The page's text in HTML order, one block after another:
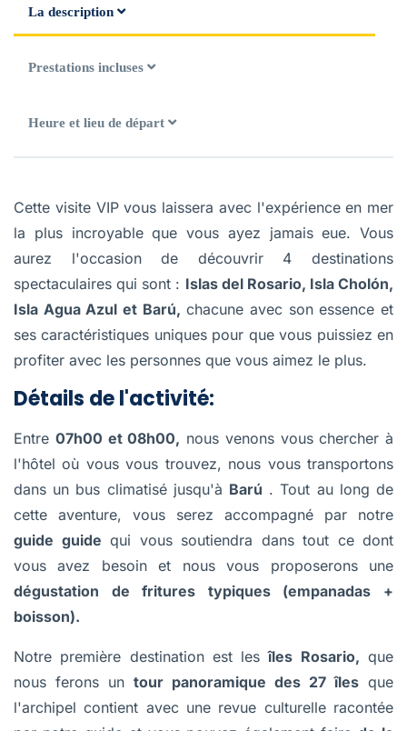
La description
Prestations incluses
Heure et lieu de départ
Cette visite VIP vous laissera avec l'expérience en mer
la plus incroyable que vous ayez jamais eue. Vous
aurez l'occasion de découvrir 4 destinations
spectaculaires qui sont : Islas del Rosario, Isla Cholón,
Isla Agua Azul et Barú, chacune avec son essence et
ses caractéristiques uniques pour que vous puissiez en
profiter avec les personnes que vous aimez le plus.
Détails de l'activité:
Entre 07h00 et 08h00, nous venons vous chercher à
l'hôtel où vous vous trouvez, nous vous transportons
dans un bus climatisé jusqu'à Barú . Tout au long de
cette aventure, vous serez accompagné par notre
guide guide qui vous soutiendra dans tout ce dont
vous avez besoin et nous vous proposerons une
dégustation de fritures typiques (empanadas +
boisson).
Notre première destination est lesîles Rosario, que
nous ferons un tour panoramique des 27 îles que
l'archipel contient avec une revue culturelle racontée